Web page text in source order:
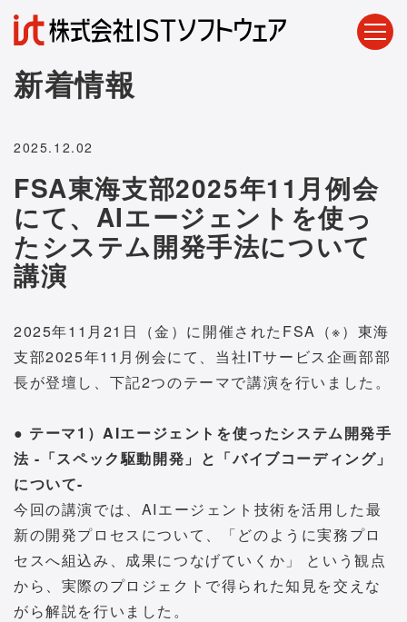
新着情報
2025.12.02
FSA東海支部2025年11月例会
にて、AIエージェントを使っ
たシステム開発手法について
講演
2025年11月21日（金）に開催されたFSA（※）東海
支部2025年11月例会にて、当社ITサービス企画部部
長が登壇し、下記2つのテーマで講演を行いました。
● テーマ1）AIエージェントを使ったシステム開発手
法 -「スペック駆動開発」と「バイブコーディング」
について-
今回の講演では、AIエージェント技術を活用した最
新の開発プロセスについて、「どのように実務プロ
セスへ組込み、成果につなげていくか」 という観点
から、実際のプロジェクトで得られた知見を交えな
がら解説を行いました。